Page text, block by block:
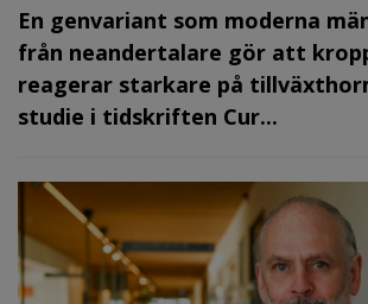
En genvariant som moderna
från neandertalare gör att
reagerar starkare på
studie i tidskriften Cur...